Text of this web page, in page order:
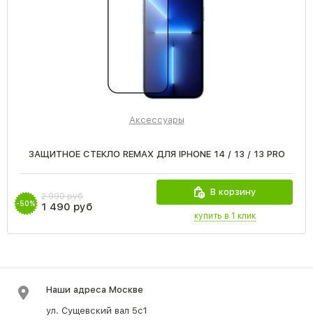
Аксессуары
ЗАЩИТНОЕ СТЕКЛО REMAX ДЛЯ IPHONE 14 / 13 / 13 PRO
-50%
2 990 руб
1 490 руб
В корзину
купить в 1 клик
Наши адреса Москве
ул. Сущевский вал 5с1